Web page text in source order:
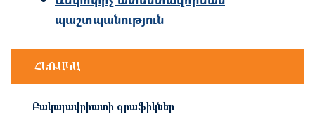
պաշտպանություն
ՀԵՌԱԿԱ
Բակալավրիատի գրաֆիկներ